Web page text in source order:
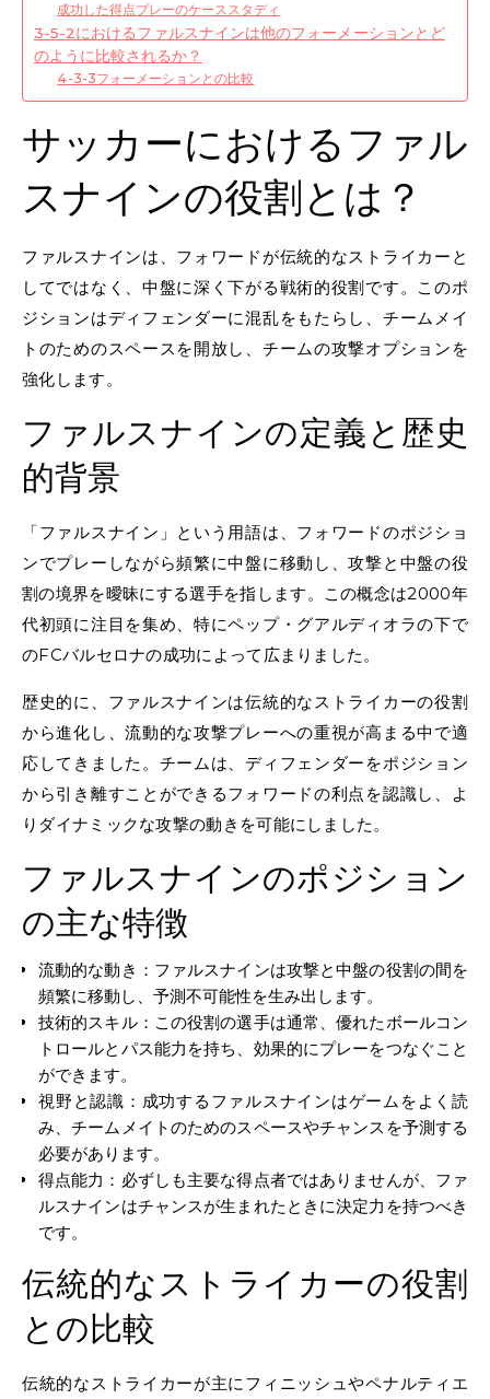
成功した得点プレーのケーススタディ
3-5-2におけるファルスナインは他のフォーメーションとど
のように比較されるか？
4-3-3フォーメーションとの比較
サッカーにおけるファル
スナインの役割とは？
ファルスナインは、フォワードが伝統的なストライカーと
してではなく、中盤に深く下がる戦術的役割です。このポ
ジションはディフェンダーに混乱をもたらし、チームメイ
トのためのスペースを開放し、チームの攻撃オプションを
強化します。
ファルスナインの定義と歴史
的背景
「ファルスナイン」という用語は、フォワードのポジショ
ンでプレーしながら頻繁に中盤に移動し、攻撃と中盤の役
割の境界を曖昧にする選手を指します。この概念は2000年
代初頭に注目を集め、特にペップ・グアルディオラの下で
のFCバルセロナの成功によって広まりました。
歴史的に、ファルスナインは伝統的なストライカーの役割
から進化し、流動的な攻撃プレーへの重視が高まる中で適
応してきました。チームは、ディフェンダーをポジション
から引き離すことができるフォワードの利点を認識し、よ
りダイナミックな攻撃の動きを可能にしました。
ファルスナインのポジション
の主な特徴
流動的な動き：ファルスナインは攻撃と中盤の役割の間を
頻繁に移動し、予測不可能性を生み出します。
技術的スキル：この役割の選手は通常、優れたボールコン
トロールとパス能力を持ち、効果的にプレーをつなぐこと
ができます。
視野と認識：成功するファルスナインはゲームをよく読
み、チームメイトのためのスペースやチャンスを予測する
必要があります。
得点能力：必ずしも主要な得点者ではありませんが、ファ
ルスナインはチャンスが生まれたときに決定力を持つべき
です。
伝統的なストライカーの役割
との比較
伝統的なストライカーが主にフィニッシュやペナルティエ